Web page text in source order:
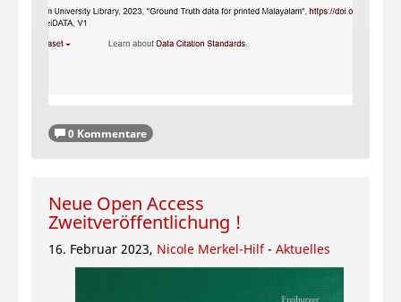
0 Kommentare
Neue Open Access
Zweitveröffentlichung !
16. Februar 2023, Nicole Merkel-Hilf - Aktuelles